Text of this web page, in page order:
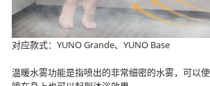
对应款式：YUNO Grande、YUNO Base
温暖水雾功能是指喷出的非常细密的水雾，可以